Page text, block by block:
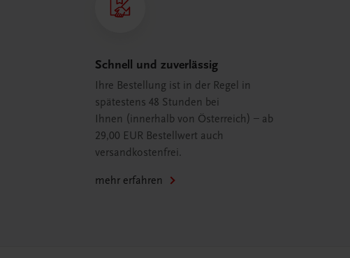
Schnell und zuverlässig
Ihre Bestellung ist in der Regel in
spätestens 48 Stunden bei
Ihnen (innerhalb von Österreich) – ab
29,00 EUR Bestellwert auch
versandkostenfrei.
mehr erfahren